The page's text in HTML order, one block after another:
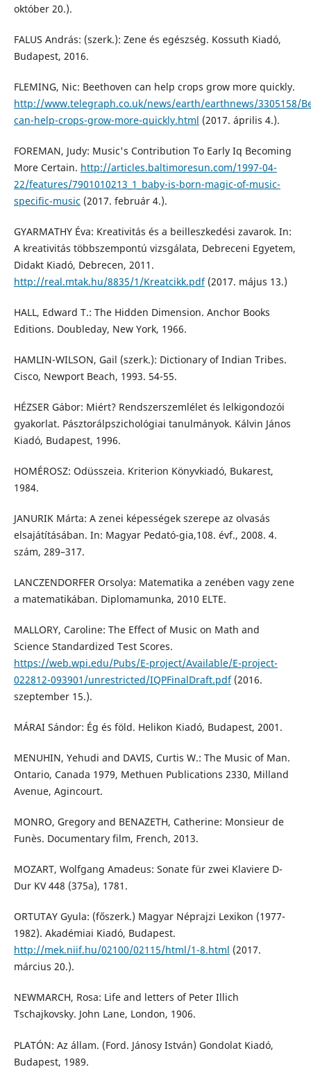
október 20.).
FALUS András: (szerk.): Zene és egészség. Kossuth Kiadó,
Budapest, 2016.
FLEMING, Nic: Beethoven can help crops grow more quickly.
http://www.telegraph.co.uk/news/earth/earthnews/3305158/
can-help-crops-grow-more-quickly.html (2017. április 4.).
FOREMAN, Judy: Music's Contribution To Early Iq Becoming
More Certain. http://articles.baltimoresun.com/1997-04-
22/features/7901010213_1_baby-is-born-magic-of-music-
specific-music (2017. február 4.).
GYARMATHY Éva: Kreativitás és a beilleszkedési zavarok. In:
A kreativitás többszempontú vizsgálata, Debreceni Egyetem,
Didakt Kiadó, Debrecen, 2011.
http://real.mtak.hu/8835/1/Kreatcikk.pdf(2017. május 13.)
HALL, Edward T.: The Hidden Dimension. Anchor Books
Editions. Doubleday, New York, 1966.
HAMLIN-WILSON, Gail (szerk.): Dictionary of Indian Tribes.
Cisco, Newport Beach, 1993. 54-55.
HÉZSER Gábor: Miért? Rendszerszemlélet és lelkigondozói
gyakorlat. Pásztorálpszichológiai tanulmányok. Kálvin János
Kiadó, Budapest, 1996.
HOMÉROSZ: Odüsszeia. Kriterion Könyvkiadó, Bukarest,
1984.
JANURIK Márta: A zenei képességek szerepe az olvasás
elsajátításában. In: Magyar Pedató-gia,108. évf., 2008. 4.
szám, 289–317.
LANCZENDORFER Orsolya: Matematika a zenében vagy zene
a matematikában. Diplomamunka, 2010 ELTE.
MALLORY, Caroline: The Effect of Music on Math and
Science Standardized Test Scores.
https://web.wpi.edu/Pubs/E-project/Available/E-project-
022812-093901/unrestricted/IQPFinalDraft.pdf(2016.
szeptember 15.).
MÁRAI Sándor: Ég és föld. Helikon Kiadó, Budapest, 2001.
MENUHIN, Yehudi and DAVIS, Curtis W.: The Music of Man.
Ontario, Canada 1979, Methuen Publications 2330, Milland
Avenue, Agincourt.
MONRO, Gregory and BENAZETH, Catherine: Monsieur de
Funès. Documentary film, French, 2013.
MOZART, Wolfgang Amadeus: Sonate für zwei Klaviere D-
Dur KV 448 (375a), 1781.
ORTUTAY Gyula: (főszerk.) Magyar Néprajzi Lexikon (1977-
1982). Akadémiai Kiadó, Budapest.
http://mek.niif.hu/02100/02115/html/1-8.html (2017.
március 20.).
NEWMARCH, Rosa: Life and letters of Peter Illich
Tschajkovsky. John Lane, London, 1906.
PLATÓN: Az állam. (Ford. Jánosy István) Gondolat Kiadó,
Budapest, 1989.